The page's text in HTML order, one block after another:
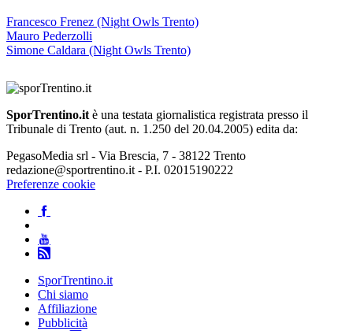
Francesco Frenez (Night Owls Trento)
Mauro Pederzolli
Simone Caldara (Night Owls Trento)
SporTrentino.it è una testata giornalistica registrata presso il
Tribunale di Trento (aut. n. 1.250 del 20.04.2005) edita da:
PegasoMedia srl - Via Brescia, 7 - 38122 Trento
redazione@sportrentino.it - P.I. 02015190222
Preferenze cookie
SporTrentino.it
Chi siamo
Affiliazione
Pubblicità